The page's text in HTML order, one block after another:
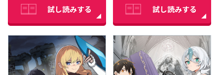
試し読みする 試し読みする